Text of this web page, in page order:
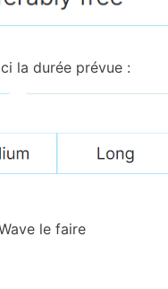
la durée prévue :
le faire